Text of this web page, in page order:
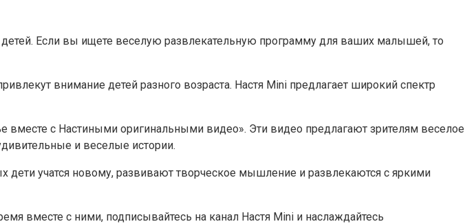
Если вы ищете веселую развлекательную программу для ваших малышей, то
внимание детей разного возраста. Настя Mini предлагает широкий спектр
вместе с Настиными оригинальными видео». Эти видео предлагают зрителям веселое
и веселые истории.
учатся новому, развивают творческое мышление и развлекаются с яркими
вместе с ними, подписывайтесь на канал Настя Mini и наслаждайтесь